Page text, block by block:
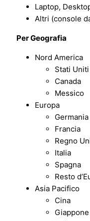
Laptop,
Altri (console
Per Geografia
Nord America
Stati Uniti
Canada
Messico
Europa
Germania
Francia
Regno
Italia
Spagna
Resto
Asia Pacifico
Cina
Giappone